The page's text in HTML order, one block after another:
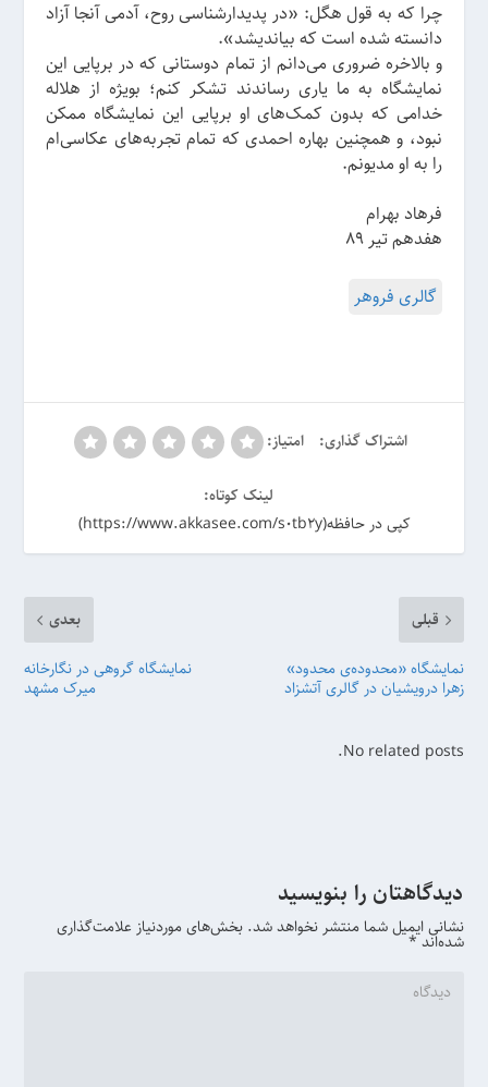
چرا که به قول هگل: «در پدیدارشناسی روح، آدمی آنجا آزاد
دانسته شده است که بیاندیشد».
و بالاخره ضروری می‌دانم از تمام دوستانی که در برپایی این
نمایشگاه به ما یاری رساندند تشکر کنم؛ بویژه از هلاله
خدامی که بدون کمک‌های او برپایی این نمایشگاه ممکن
نبود، و همچنین بهاره احمدی که تمام تجربه‌های عکاسی‌ام
را به او مدیونم.
فرهاد بهرام
هفدهم تیر 89
گالری فروهر
اشتراک گذاری: امتیاز:
لینک کوتاه:
کپی در حافظه(https://www.akkasee.com/s0tb2y)
قبلی
نمایشگاه «محدوده‌ی محدود»
زهرا درویشیان در گالری آتشزاد
بعدی
نمایشگاه گروهی در نگارخانه
میرک مشهد
No related posts.
دیدگاهتان را بنویسید
نشانی ایمیل شما منتشر نخواهد شد. بخش‌های موردنیاز علامت‌گذاری
شده‌اند*